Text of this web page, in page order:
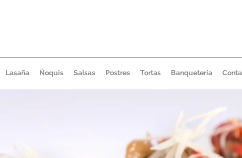
Lasaña Ñoquis Salsas Postres Tortas Banquetería